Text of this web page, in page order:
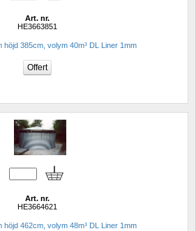
Art. nr.
HE3663851
höjd 385cm, volym 40m³ DL Liner 1mm
Art. nr.
HE3664621
höjd 462cm, volym 48m³ DL Liner 1mm